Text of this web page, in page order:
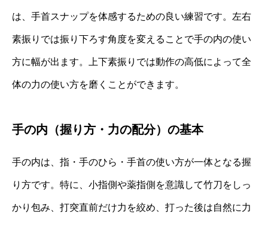
は、手首スナップを体感するための良い練習です。左右
素振りでは振り下ろす角度を変えることで手の内の使い
方に幅が出ます。上下素振りでは動作の高低によって全
体の力の使い方を磨くことができます。
手の内（握り方・力の配分）の基本
手の内は、指・手のひら・手首の使い方が一体となる握
り方です。特に、小指側や薬指側を意識して竹刀をしっ
かり包み、打突直前だけ力を絞め、打った後は自然に力